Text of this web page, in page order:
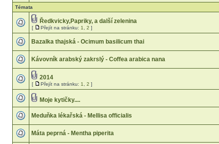
Témata
Ředkvicky,Papriky, a další zelenina
[ Přejít na stránku: 1 2 ]
Bazalka thajská - Ocimum basilicum thai
Kávovník arabský zakrslý - Coffea arabica nana
2014
[ Přejít na stránku: 1 2 ]
Moje kytičky....
Meduňka lékařská - Mellisa officialis
Máta peprná - Mentha piperita